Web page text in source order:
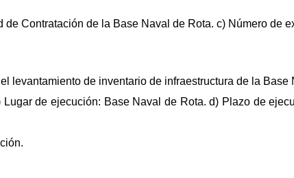
Contratación de la Base Naval de Rota. c) Número de
levantamiento de inventario de infraestructura de la Base
de ejecución: Base Naval de Rota. d) Plazo de